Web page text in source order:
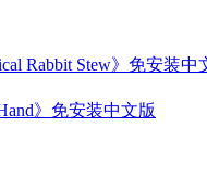
Rabbit Stew》免安装中
》免安装中文版